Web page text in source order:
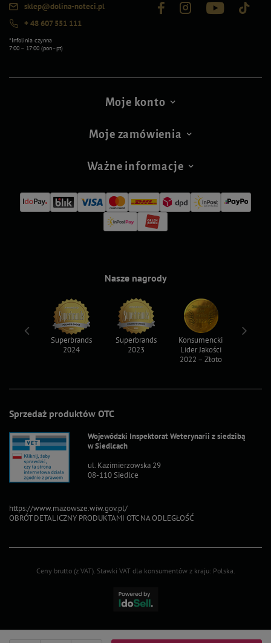
sklep@dolina-noteci.pl
+ 48 607 551 111
*Infolinia czynna
7:00 – 17:00 (pon–pt)
Moje konto
Moje zamówienia
Ważne informacje
Sprzedaż produktów OTC
Wojewódzki Inspektorat Weterynarii z siedzibą
w Siedlcach
ul. Kazimierzowska 29
08-110 Siedlce
https://www.mazowsze.wiw.gov.pl/
OBRÓT DETALICZNY PRODUKTAMI OTC NA ODLEGŁOŚĆ
Nasze nagrody
Superbrands
2024
Superbrands
2023
Konsumencki
Lider Jakości
2022 – Złoto
Ceny brutto (z VAT). Stawki VAT dla konsumentów z kraju: Polska.